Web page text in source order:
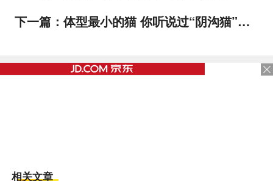
下一篇： 体型最小的猫 你听说过“阴沟猫”吗？
相关文章